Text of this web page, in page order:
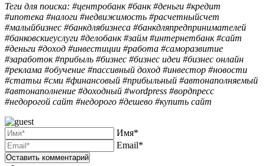
Теги для поиска: #центробанк #банк #деньги #кредит
#ипотека #налоги #недвижимость #расчетныйсчет
#малыйбизнес #банкдлябизнеса #банкдляпредпринимателей
#банковскиеуслуги #делобанк #займ #интернетбанк #сайт
#деньги #доход #инвестиции #работа #саморазвитие
#заработок #прибыль #бизнес #бизнес идеи #бизнес онлайн
#реклама #обучение #пассивный доход #инвестор #новости
#статьи #сми #финансовый #прибыльный #автонаполняемый
#автонаполнение #доходный #wordpress #вордпресс
#недорогой сайт #недорого #дешево #купить сайт
Имя*
Email*